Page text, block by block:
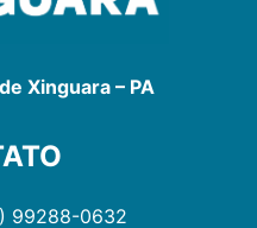
Xinguara – PA
99288-0632